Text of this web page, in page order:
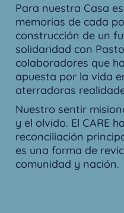
Para nuestra Casa
memorias de cada
construcción de un
solidaridad con
colaboradores que
apuesta por la vida
aterradoras
Nuestro sentir
y el olvido. El CARE
reconciliación
es una forma de
comunidad y nación.